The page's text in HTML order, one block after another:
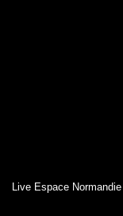
Live Espace